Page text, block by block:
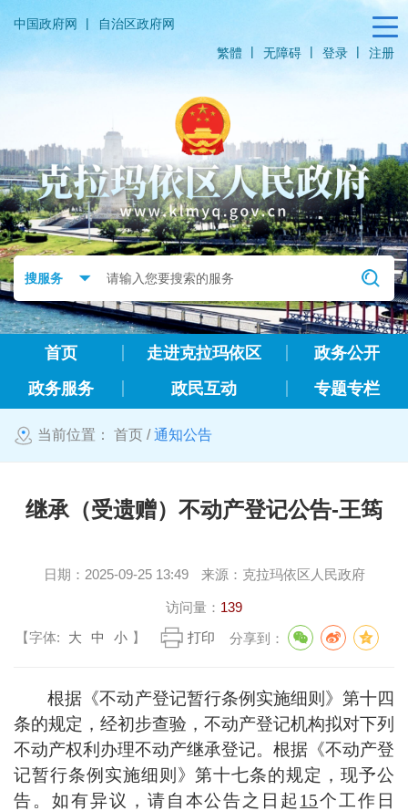
中国政府网 |
自治区政府网
繁體
| 无障碍 | 登录 | 注册
首页 走进克拉玛依区
政务公开
政务服务
政民互动 专题专栏
当前位置： 首页 /通知公告
继承（受遗赠）不动产登记公告-王筠
日期： 2025-09-25 13:49 来源： 克拉玛依区人民政府
访问量： 139
【字体:
大 中 小 】 打印 分享到：
根据《不动产登记暂行条例实施细则》第十四
条的规定，经初步查验，不动产登记机构拟对下列
不动产权利办理不动产继承登记。根据《不动产登
记暂行条例实施细则》第十七条的规定，现予公
告。如有异议，请自本公告之日起 15个工作日